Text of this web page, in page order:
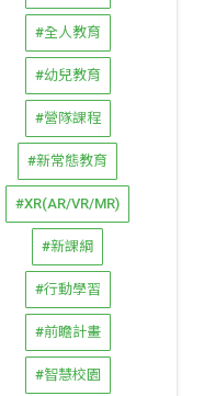
#全人教育
#幼兒教育
#營隊課程
#新常態教育
#XR(AR/VR/MR)
#新課綱
#行動學習
#前瞻計畫
#智慧校園